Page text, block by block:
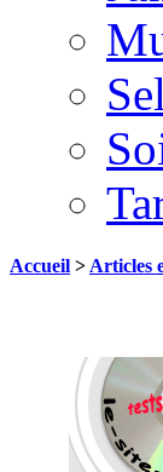
Accueil > Articles